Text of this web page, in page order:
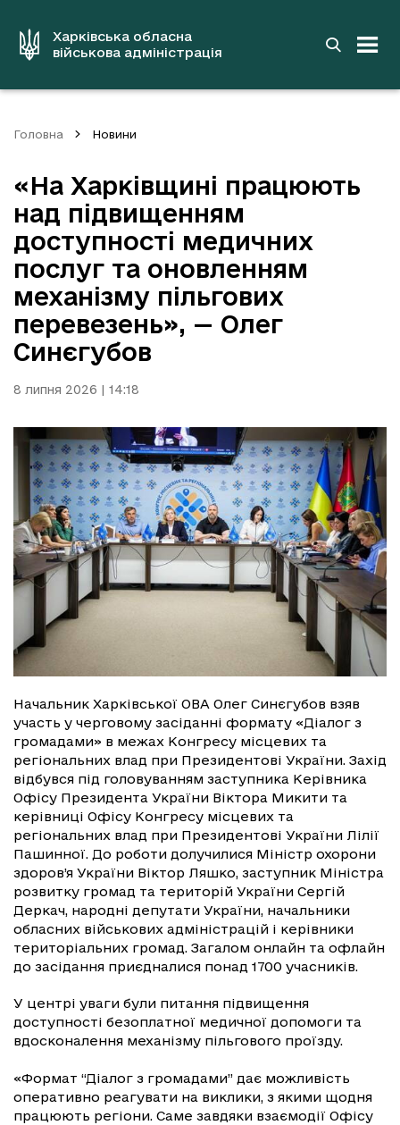
вмістуХарківська обласна
військова адміністрація
Головна Новини
«На Харківщині працюють
над підвищенням
доступності медичних
послуг та оновленням
механізму пільгових
перевезень», — Олег
Синєгубов
8 липня 2026 | 14:18
Начальник Харківської ОВА Олег Синєгубов взяв
участь у черговому засіданні формату «Діалог з
громадами» в межах Конгресу місцевих та
регіональних влад при Президентові України. Захід
відбувся під головуванням заступника Керівника
Офісу Президента України Віктора Микити та
керівниці Офісу Конгресу місцевих та
регіональних влад при Президентові України Лілії
Пашинної. До роботи долучилися Міністр охорони
здоров’я України Віктор Ляшко, заступник Міністра
розвитку громад та територій України Сергій
Деркач, народні депутати України, начальники
обласних військових адміністрацій і керівники
територіальних громад. Загалом онлайн та офлайн
до засідання приєдналися понад 1700 учасників.
У центрі уваги були питання підвищення
доступності безоплатної медичної допомоги та
вдосконалення механізму пільгового проїзду.
«Формат “Діалог з громадами” дає можливість
оперативно реагувати на виклики, з якими щодня
працюють регіони. Саме завдяки взаємодії Офісу